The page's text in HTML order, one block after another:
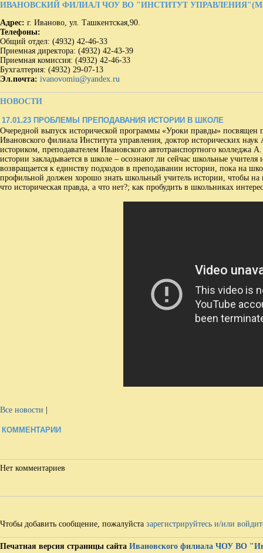
ИВАНОВСКИЙ ФИЛИАЛ ЧОУ ВО "ИНСТИТУТ
Адрес: г. Иваново, ул. Ташкентская,90.
Телефоны:
Общий отдел: (4932) 42-46-33
Приемная директора: (4932) 42-43-39
Приемная комиссия: (4932) 42-46-33
Бухгалтерия: (4932) 29-07-13
Эл.почта: ivanovomiu@yandex.ru
НОВОСТИ
17.01.23 ПРОБЛЕМЫ ПРЕПОДАВАНИЯ ИСТОРИИ В ШКОЛЕ
Очередной выпуск исторической программы «Уроки правды»
Ивановского филиала Института управления, доктор исторических
историком, преподавателем Ивановского автотранспортного
истории закладывается в школе – осознают ли сейчас школьные учителя
возвращается к единству подходов в преподавании истории, пока на
профильной должен хорошо знать школьный учитель истории, чтобы
что историческая правда, а что нет?; как пробудить в школьниках
Все новости
КОММЕНТАРИИ
Нет комментариев
Чтобы добавить сообщение, пожалуйста зарегистрируйтесь и/или
Печатная версия страницы сайта Ивановского филиала ЧОУ ВО